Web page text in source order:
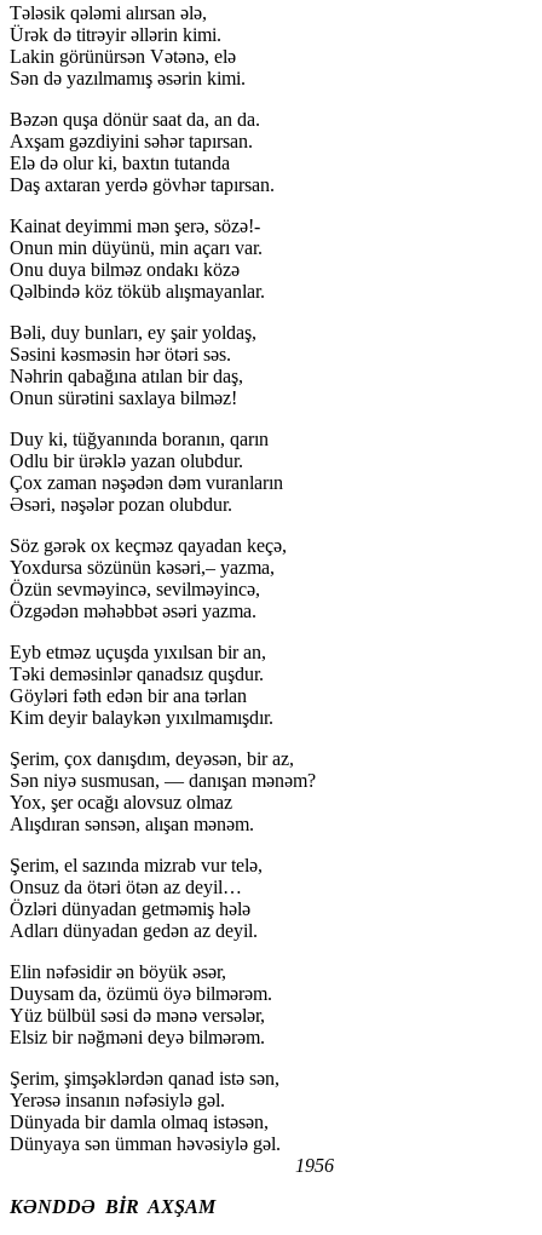
Tələsik qələmi alırsan ələ,
Ürək də titrəyir əllərin kimi.
Lakin görünürsən Vətənə, elə
Sən də yazılmamış əsərin kimi.
Bəzən quşa dönür saat da, an da.
Axşam gəzdiyini səhər tapırsan.
Elə də olur ki, baxtın tutanda
Daş axtaran yerdə gövhər tapırsan.
Kainat deyimmi mən şerə, sözə!-
Onun min düyünü, min açarı var.
Onu duya bilməz ondakı közə
Qəlbində köz töküb alışmayanlar.
Bəli, duy bunları, ey şair yoldaş,
Səsini kəsməsin hər ötəri səs.
Nəhrin qabağına atılan bir daş,
Onun sürətini saxlaya bilməz!
Duy ki, tüğyanında boranın, qarın
Odlu bir ürəklə yazan olubdur.
Çox zaman nəşədən dəm vuranların
Əsəri, nəşələr pozan olubdur.
Söz gərək ox keçməz qayadan keçə,
Yoxdursa sözünün kəsəri,– yazma,
Özün sevməyincə, sevilməyincə,
Özgədən məhəbbət əsəri yazma.
Eyb etməz uçuşda yıxılsan bir an,
Təki deməsinlər qanadsız quşdur.
Göyləri fəth edən bir ana tərlan
Kim deyir balaykən yıxılmamışdır.
Şerim, çox danışdım, deyəsən, bir az,
Sən niyə susmusan, — danışan mənəm?
Yox, şer ocağı alovsuz olmaz
Alışdıran sənsən, alışan mənəm.
Şerim, el sazında mizrab vur telə,
Onsuz da ötəri ötən az deyil…
Özləri dünyadan getməmiş hələ
Adları dünyadan gedən az deyil.
Elin nəfəsidir ən böyük əsər,
Duysam da, özümü öyə bilmərəm.
Yüz bülbül səsi də mənə versələr,
Elsiz bir nəğməni deyə bilmərəm.
Şerim, şimşəklərdən qanad istə sən,
Yerəsə insanın nəfəsiylə gəl.
Dünyada bir damla olmaq istəsən,
Dünyaya sən ümman həvəsiylə gəl.
1956
KƏNDDƏ BİR AXŞAM